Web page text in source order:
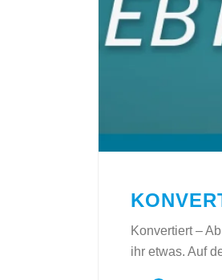
Konvertiert –
ihr etwas. Auf